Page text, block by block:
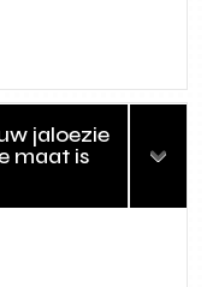
jaloezie
maat is